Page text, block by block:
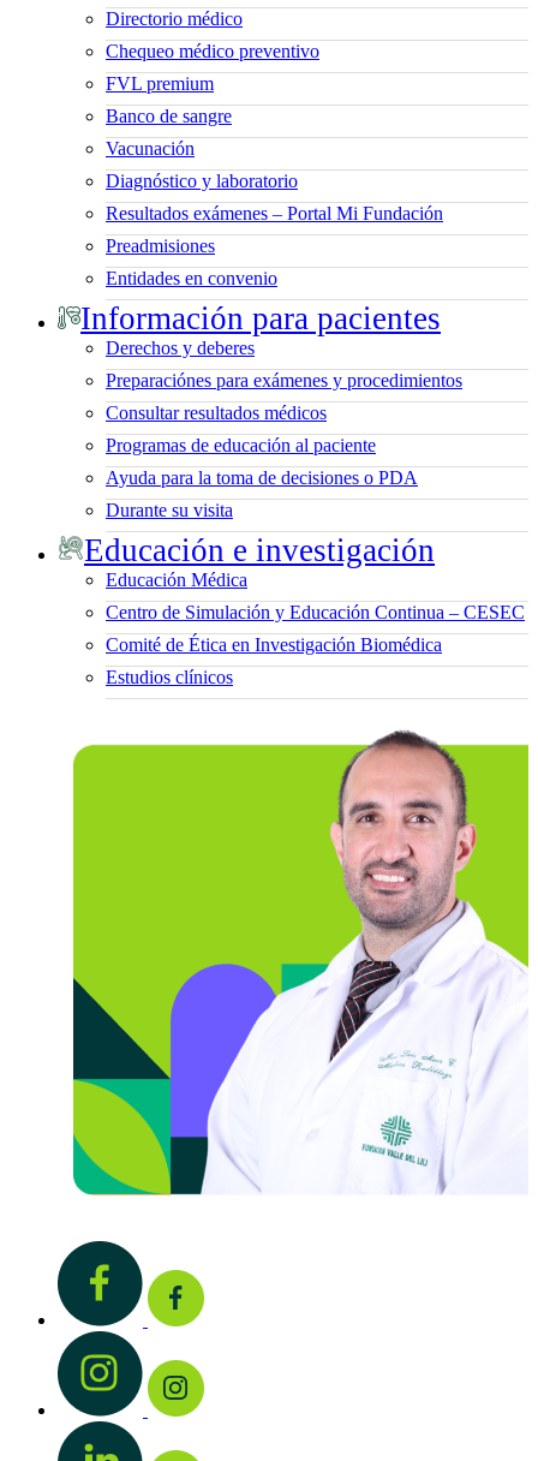
Directorio médico
Chequeo médico preventivo
FVL premium
Banco de sangre
Vacunación
Diagnóstico y laboratorio
Resultados exámenes – Portal Mi Fundación
Preadmisiones
Entidades en convenio
Información para pacientes
Derechos y deberes
Preparaciónes para exámenes y procedimientos
Consultar resultados médicos
Programas de educación al paciente
Ayuda para la toma de decisiones o PDA
Durante su visita
Educación e investigación
Educación Médica
Centro de Simulación y Educación Continua – CESEC
Comité de Ética en Investigación Biomédica
Estudios clínicos